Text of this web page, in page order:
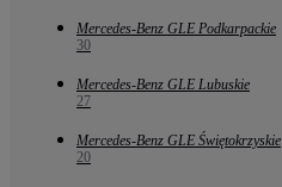
Mercedes-Benz GLE Podkarpackie
30
Mercedes-Benz GLE Lubuskie
27
Mercedes-Benz GLE Świętokrzyskie
20